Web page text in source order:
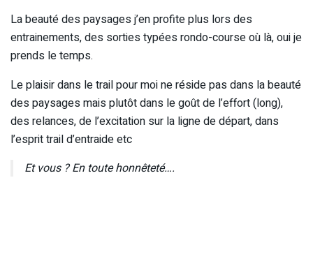
La beauté des paysages j’en profite plus lors des
entrainements, des sorties typées rondo-course où là, oui je
prends le temps.
Le plaisir dans le trail pour moi ne réside pas dans la beauté
des paysages mais plutôt dans le goût de l’effort (long),
des relances, de l’excitation sur la ligne de départ, dans
l’esprit trail d’entraide etc
Et vous ? En toute honnêteté….